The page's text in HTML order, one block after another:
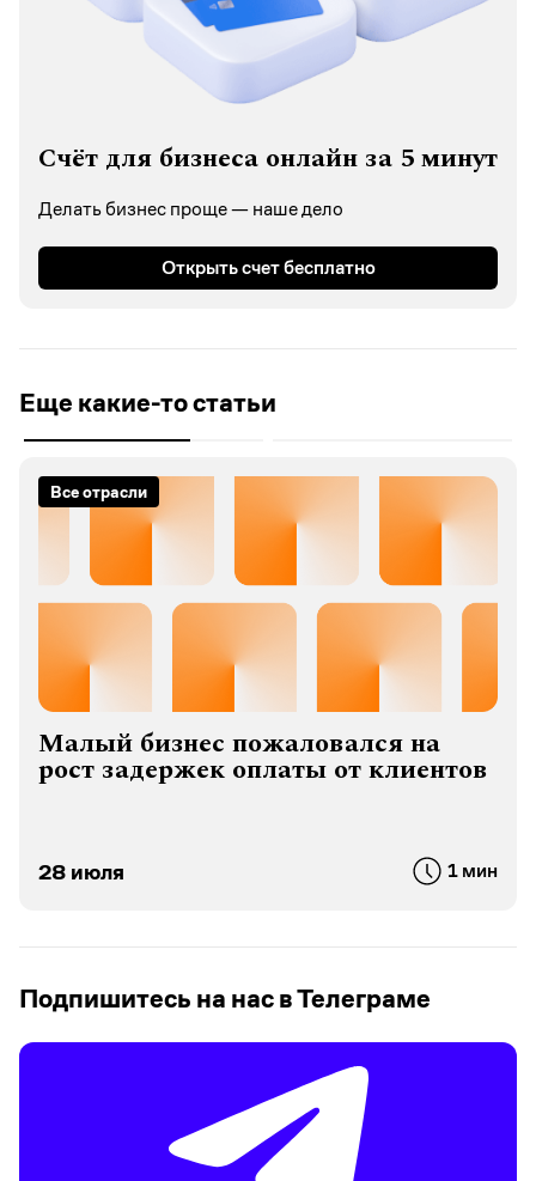
Счёт для бизнеса онлайн за 5 минут
Делать бизнес проще — наше дело
Открыть счет бесплатно
Еще какие-то статьи
Все отрасли
Малый бизнес пожаловался на
рост задержек оплаты от клиентов
28 июля 1 мин
Подпишитесь на нас в Телеграме